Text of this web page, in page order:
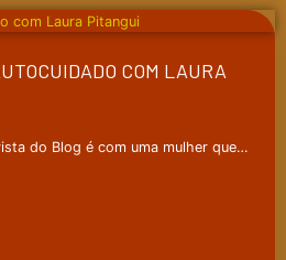
COM LAURA
do Blog é com uma mulher que…